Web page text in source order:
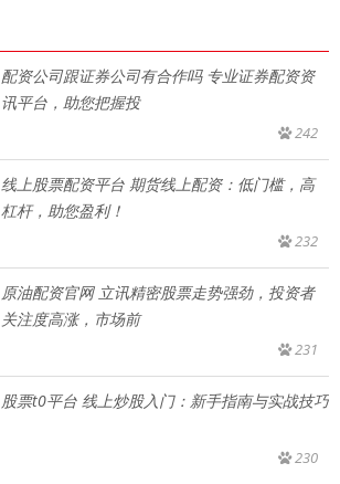
配资公司跟证券公司有合作吗 专业证券配资资
讯平台，助您把握投
242
线上股票配资平台 期货线上配资：低门槛，高
杠杆，助您盈利！
232
原油配资官网 立讯精密股票走势强劲，投资者
关注度高涨，市场前
231
股票t0平台 线上炒股入门：新手指南与实战技巧
230